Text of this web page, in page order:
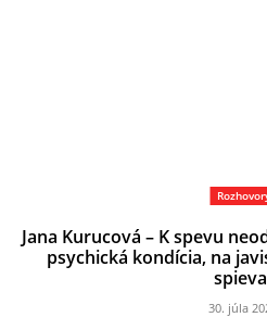
Jana Kurucová – K spevu
psychická kondícia, na
30. júla